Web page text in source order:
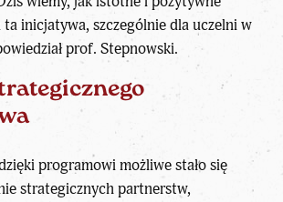
ta inicjatywa, szczególnie dla uczelni w
prof. Stepnowski.
programowi możliwe stało się
strategicznych partnerstw,